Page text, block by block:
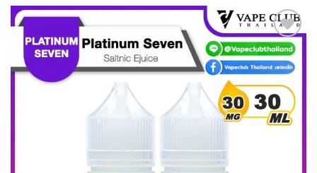
Add
to
wishlist